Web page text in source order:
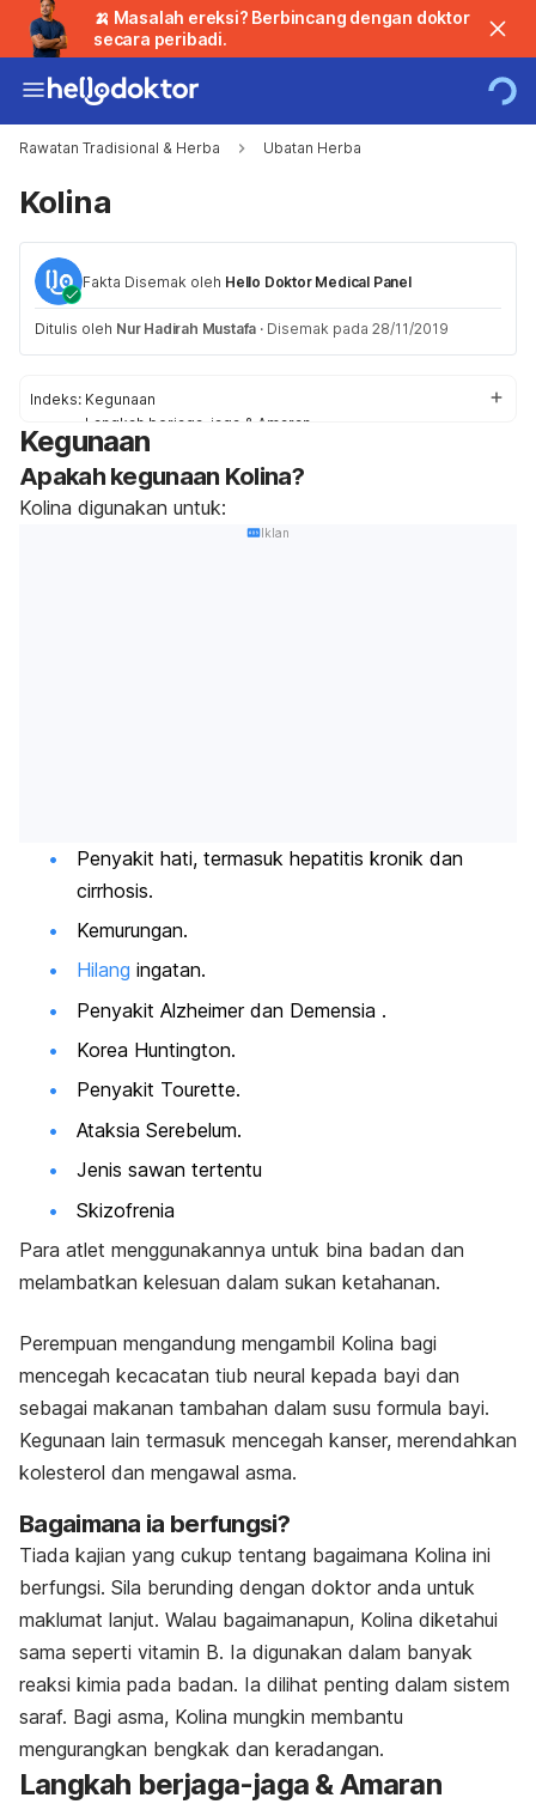
🍌 Masalah ereksi? Berbincang dengan doktor
secara peribadi.
Rawatan Tradisional & Herba Ubatan Herba
Kolina
Fakta Disemak oleh Hello Doktor Medical Panel
Ditulis oleh Nur Hadirah Mustafa · Disemak pada 28/11/2019
Indeks: Kegunaan
Langkah berjaga-jaga & Amaran
Kesan Sampingan
Tindak balas
Penggunaan /Dos
Kegunaan
Apakah kegunaan Kolina?
Kolina digunakan untuk:
Iklan
Penyakit hati, termasuk hepatitis kronik dan
cirrhosis.
Kemurungan.
Hilang ingatan.
Penyakit Alzheimer dan Demensia .
Korea Huntington.
Penyakit Tourette.
Ataksia Serebelum.
Jenis sawan tertentu
Skizofrenia
Para atlet menggunakannya untuk bina badan dan
melambatkan kelesuan dalam sukan ketahanan.
Perempuan mengandung mengambil Kolina bagi
mencegah kecacatan tiub neural kepada bayi dan
sebagai makanan tambahan dalam susu formula bayi.
Kegunaan lain termasuk mencegah kanser, merendahkan
kolesterol dan mengawal asma.
Bagaimana ia berfungsi?
Tiada kajian yang cukup tentang bagaimana Kolina ini
berfungsi. Sila berunding dengan doktor anda untuk
maklumat lanjut. Walau bagaimanapun, Kolina diketahui
sama seperti vitamin B. Ia digunakan dalam banyak
reaksi kimia pada badan. Ia dilihat penting dalam sistem
saraf. Bagi asma, Kolina mungkin membantu
mengurangkan bengkak dan keradangan.
Langkah berjaga-jaga & Amaran